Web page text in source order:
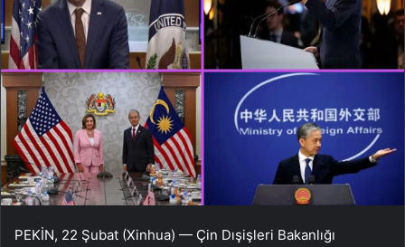
PEKİN, 22 Şubat (Xinhua) — Çin Dışişleri Bakanlığı